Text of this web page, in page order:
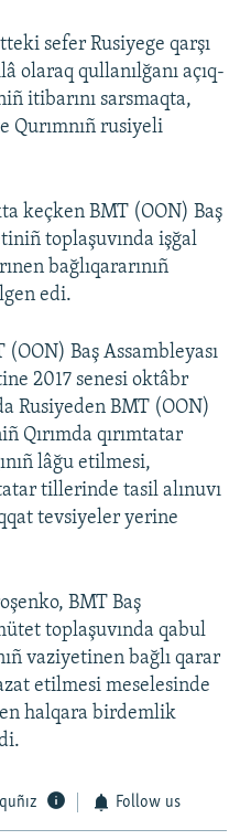
sefer Rusiyege qarşı
olaraq qullanılğanı açıq-
itibarını sarsmaqta,
Qurımnıñ rusiyeli
keçken BMT (OON) Baş
toplaşuvında işğal
bağlıqararınıñ
edi.
Baş Assambleyası
2017 senesi oktâbr
Rusiyeden BMT (OON)
Qırımda qırımtatar
lâğu etilmesi,
tillerinde tasil alınuvı
tevsiyeler yerine
BMT Baş
toplaşuvında qabul
vaziyetinen bağlı qarar
etilmesi meselesinde
halqara birdemlik
Follow us